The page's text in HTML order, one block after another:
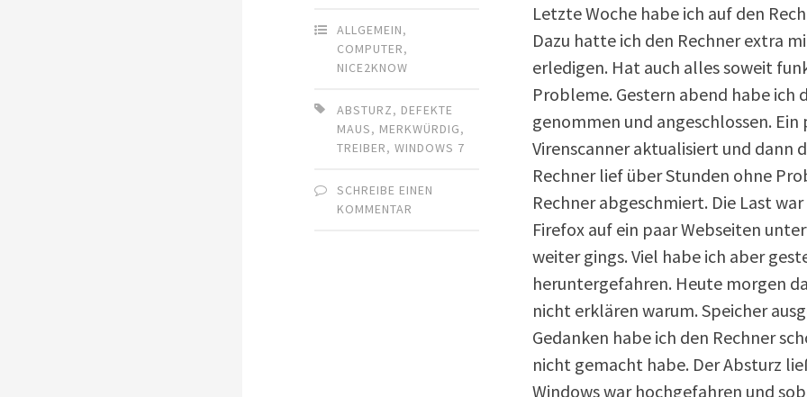
ALLGEMEIN,
COMPUTER,
NICE2KNOW
ABSTURZ, DEFEKTE
MAUS, MERKWÜRDIG,
TREIBER,WINDOWS 7
SCHREIBE EINEN
KOMMENTAR
Letzte Woche habe ich auf den
Dazu hatte ich den Rechner extra
erledigen. Hat auch alles soweit
Probleme. Gestern abend habe ich
genommen und angeschlossen.
Virenscanner aktualisiert und dann
Rechner lief über Stunden ohne
Rechner abgeschmiert. Die Last
Firefox auf ein paar Webseiten
weiter gings. Viel habe ich aber
heruntergefahren. Heute morgen
nicht erklären warum. Speicher
Gedanken habe ich den Rechner
nicht gemacht habe. Der Absturz
Windows war hochgefahren und